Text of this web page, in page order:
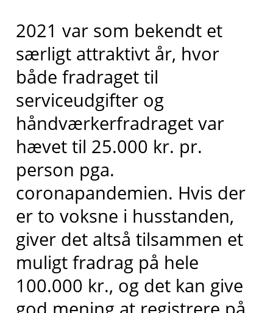
2021 var som bekendt et
særligt attraktivt år, hvor
både fradraget til
serviceudgifter og
håndværkerfradraget var
hævet til 25.000 kr. pr.
person pga.
coronapandemien. Hvis der
er to voksne i husstanden,
giver det altså tilsammen et
muligt fradrag på hele
100.000 kr., og det kan give
god mening at registrere på